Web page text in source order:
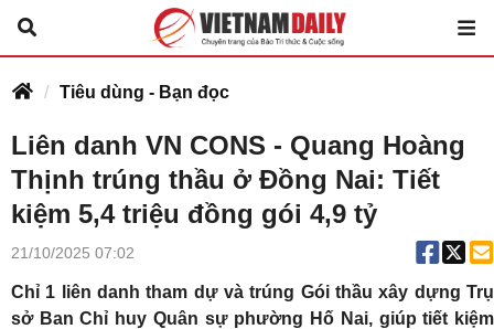
Tiêu dùng - Bạn đọc
Liên danh VN CONS - Quang Hoàng
Thịnh trúng thầu ở Đồng Nai: Tiết
kiệm 5,4 triệu đồng gói 4,9 tỷ
21/10/2025 07:02
Chỉ 1 liên danh tham dự và trúng Gói thầu xây dựng Trụ
sở Ban Chỉ huy Quân sự phường Hố Nai, giúp tiết kiệm